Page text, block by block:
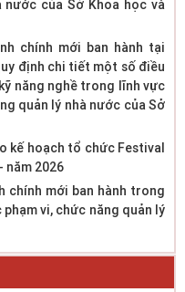
nước của Sở Khoa học và
chính mới ban hành tại
định chi tiết một số điều
năng nghề trong lĩnh vực
quản lý nhà nước của Sở
kế hoạch tổ chức Festival
năm 2026
chính mới ban hành trong
vi, chức năng quản lý